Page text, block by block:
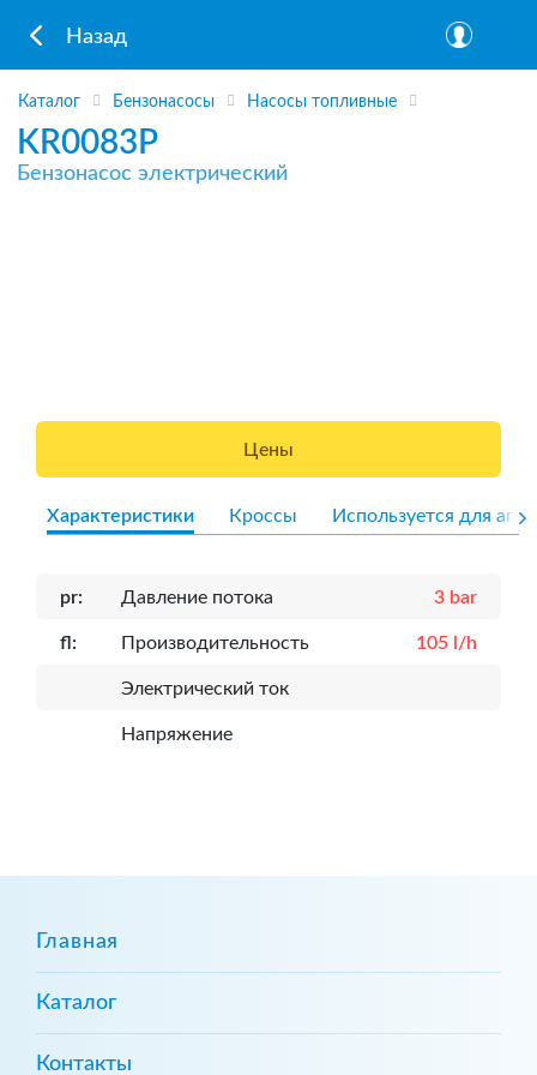
Назад
Каталог Бензонасосы Насосы топливные
KR0083P
Бензонасос электрический
Цены
Характеристики Кроссы Используется для
pr: Давление потока 3 bar
fl: Производительность 105 l/h
Электрический ток
Напряжение
Главная
Каталог
Контакты